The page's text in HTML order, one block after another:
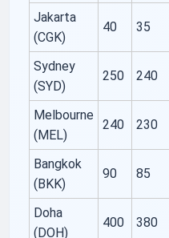
Jakarta
(CGK)
40 35
Sydney
(SYD)
250 240
Melbourne
(MEL)
240 230
Bangkok
(BKK)
90 85
Doha
(DOH)
400 380